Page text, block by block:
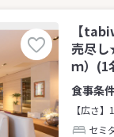
【
売尽
ｍ）(1
【広さ
セミ